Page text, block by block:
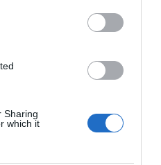
Sharing
which it